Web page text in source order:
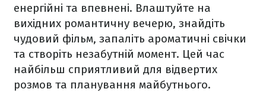
енергійні та впевнені. Влаштуйте на
вихідних романтичну вечерю, знайдіть
чудовий фільм, запаліть ароматичні свічки
та створіть незабутній момент. Цей час
найбільш сприятливий для відвертих
розмов та планування майбутнього.